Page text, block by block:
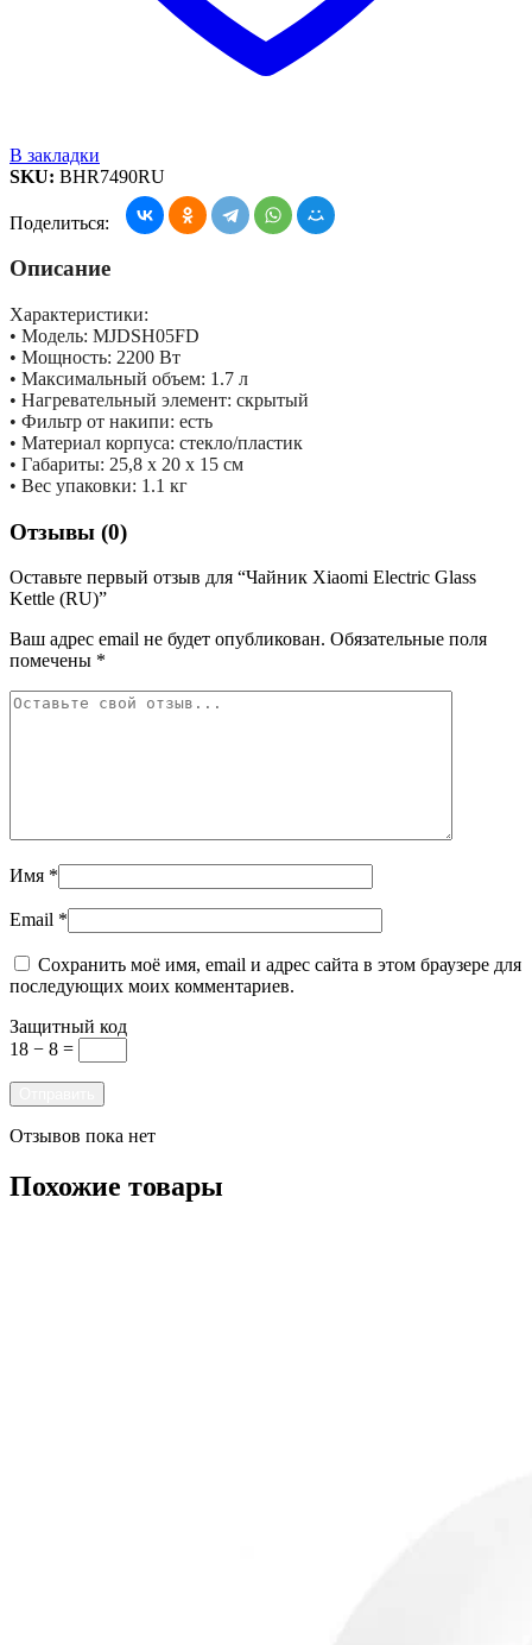
В закладки
SKU: BHR7490RU
Поделиться:
Описание
Характеристики:
• Модель: MJDSH05FD
• Мощность: 2200 Вт
• Максимальный объем: 1.7 л
• Нагревательный элемент: скрытый
• Фильтр от накипи: есть
• Материал корпуса: стекло/пластик
• Габариты: 25,8 x 20 x 15 см
• Вес упаковки: 1.1 кг
Отзывы (0)
Оставьте первый отзыв для “Чайник Xiaomi Electric Glass
Kettle (RU)”
Ваш адрес email не будет опубликован. Обязательные поля
помечены *
Имя *
Email *
Сохранить моё имя, email и адрес сайта в этом браузере для
последующих моих комментариев.
Защитный код
18 − 8 =
Отзывов пока нет
Похожие товары